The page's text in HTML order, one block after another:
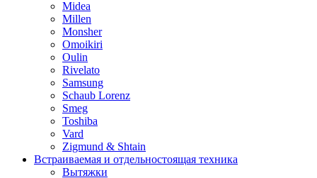
Midea
Millen
Monsher
Omoikiri
Oulin
Rivelato
Samsung
Schaub Lorenz
Smeg
Toshiba
Vard
Zigmund & Shtain
Встраиваемая и отдельностоящая техника
Вытяжки